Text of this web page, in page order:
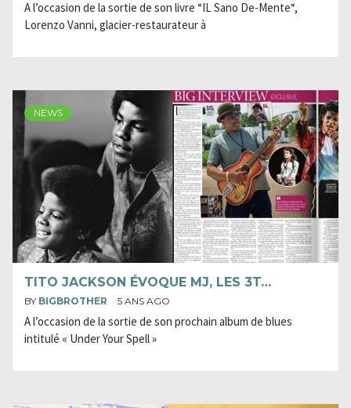
A l’occasion de la sortie de son livre “IL Sano De-Mente“,
Lorenzo Vanni, glacier-restaurateur à
NEWS
TITO JACKSON ÉVOQUE MJ, LES 3T…
BY BIGBROTHER 5 ANS AGO
A l’occasion de la sortie de son prochain album de blues
intitulé « Under Your Spell »